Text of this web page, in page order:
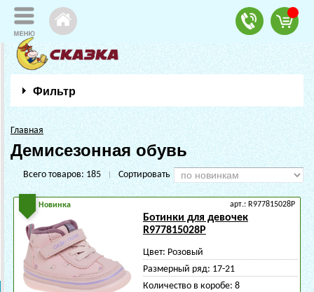
Фильтр
Главная
Демисезонная обувь
Всего товаров: 185 | Сортировать
Новинка арт.: R977815028P
Ботинки для девочек
R977815028P
Цвет: Розовый
Размерный ряд: 17-21
Количество в коробе: 8